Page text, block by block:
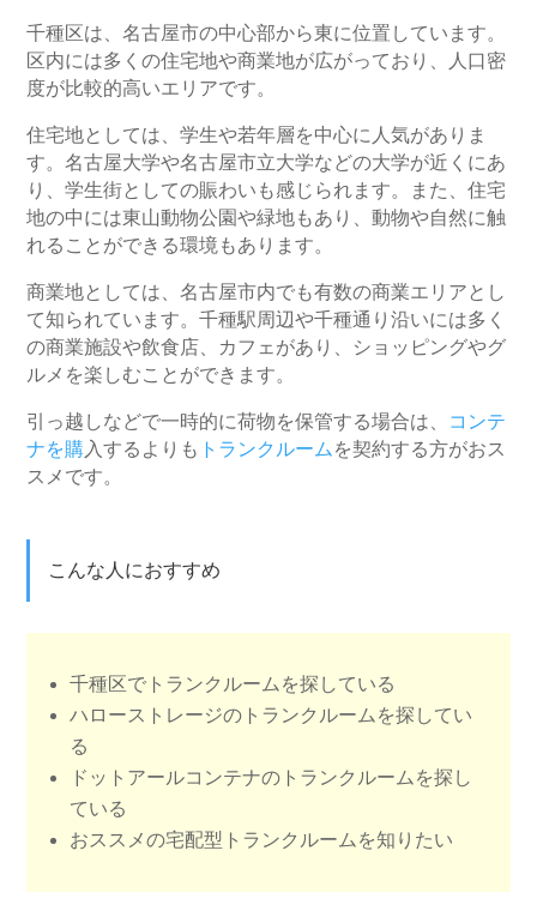
千種区は、名古屋市の中心部から東に位置しています。
区内には多くの住宅地や商業地が広がっており、人口密
度が比較的高いエリアです。
住宅地としては、学生や若年層を中心に人気がありま
す。名古屋大学や名古屋市立大学などの大学が近くにあ
り、学生街としての賑わいも感じられます。また、住宅
地の中には東山動物公園や緑地もあり、動物や自然に触
れることができる環境もあります。
商業地としては、名古屋市内でも有数の商業エリアとし
て知られています。千種駅周辺や千種通り沿いには多く
の商業施設や飲食店、カフェがあり、ショッピングやグ
ルメを楽しむことができます。
引っ越しなどで一時的に荷物を保管する場合は、 コンテ
ナを購入するよりも トランクルーム を契約する方がおス
スメです。
こんな人におすすめ
千種区でトランクルームを探している
ハローストレージのトランクルームを探してい
る
ドットアールコンテナのトランクルームを探し
ている
おススメの宅配型トランクルームを知りたい